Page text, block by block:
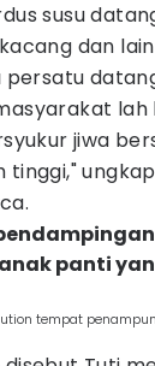
susu
dan
persatu
lah
jiwa
tinggi,"
panti
tempat